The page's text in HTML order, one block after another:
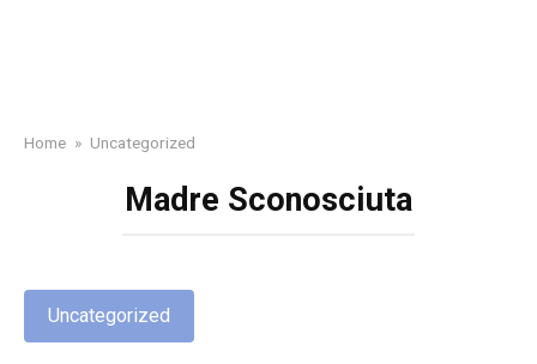
Home » Uncategorized
Madre Sconosciuta
Uncategorized